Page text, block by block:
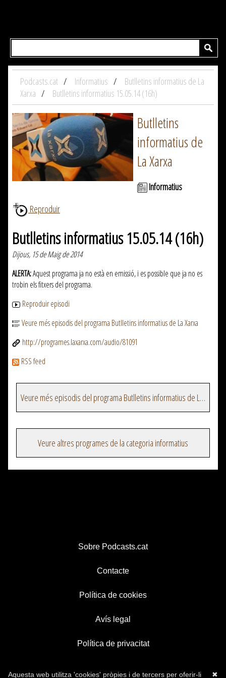
Podcasts.cat Informatius
Butlletins informatius de La
Xarxa
Butlletins informatius 15.05.14 (16h)
Butlletins
informatius de
La Xarxa
Informatius
Reproduir
Butlletins informatius 15.05.14 (16h)
Dijous, 15 de Maig de 2014
ALERTA:Aquest programa ja no està en emissió, i es possible que ja no es
trobin els fitxers del programa.
Reproduir episodi
Veure més episodis del programa Butlletins informatius de La Xarxa
http://programes.laxarxa.com/audio/81091
RSS feed
Veure més episodis del programa Butlletins informatius de La Xarxa
Veure altres programes de la categoria informatius
Sobre Podcasts.cat
Contacte
Política de cookies
Avís legal
Política de privacitat
✖
Aquesta web utilitza 'cookies' pròpies i de tercers per oferir-li